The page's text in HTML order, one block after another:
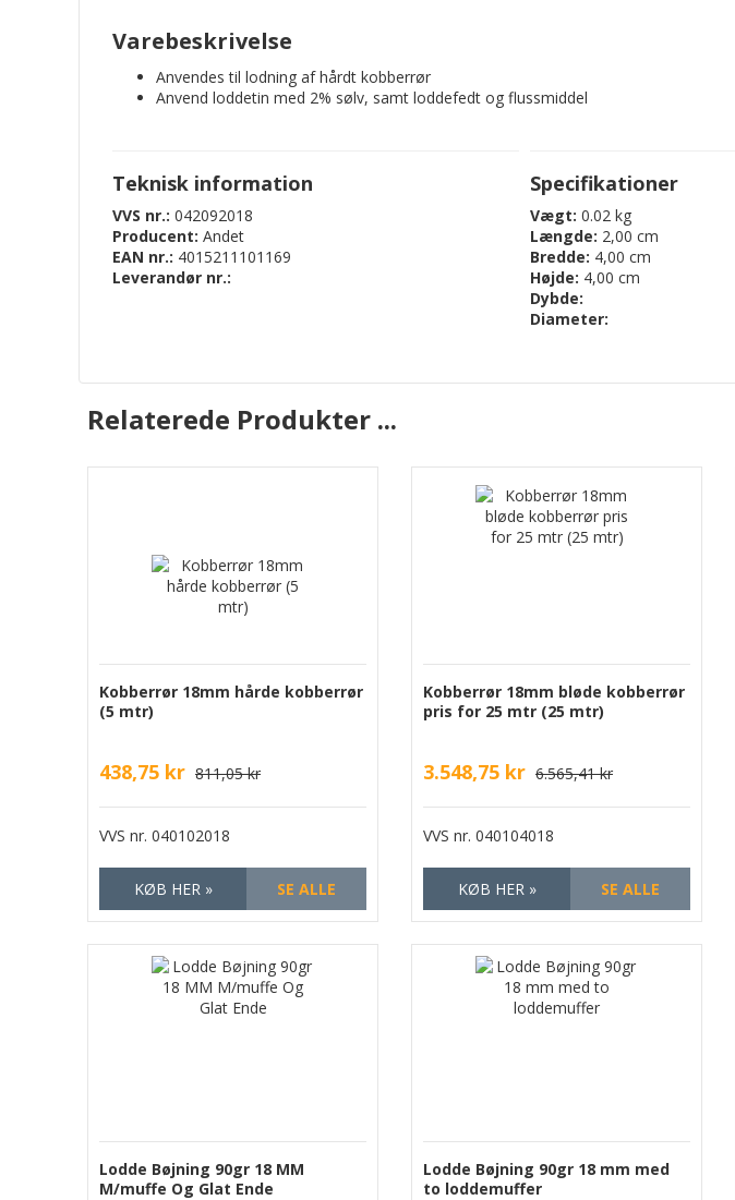
Varebeskrivelse
Anvendes til lodning af hårdt kobberrør
Anvend loddetin med 2% sølv, samt loddefedt og flussmiddel
Teknisk information
VVS nr.: 042092018
Producent: Andet
EAN nr.: 4015211101169
Leverandør nr.:
Specifikationer
Vægt: 0.02 kg
Længde: 2,00 cm
Bredde: 4,00 cm
Højde: 4,00 cm
Dybde:
Diameter:
Relaterede Produkter ...
Kobberrør 18mm hårde kobberrør
(5 mtr)
438,75 kr 811,05 kr
VVS nr. 040102018
KØB HER » SE ALLE
Kobberrør 18mm bløde kobberrør
pris for 25 mtr (25 mtr)
3.548,75 kr 6.565,41 kr
VVS nr. 040104018
KØB HER » SE ALLE
Lodde Bøjning 90gr 18 MM
M/muffe Og Glat Ende
Lodde Bøjning 90gr 18 mm med
to loddemuffer